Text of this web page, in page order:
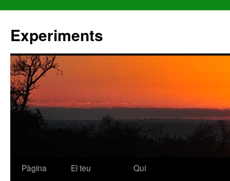
Experiments
Vés
Pàgina
El teu
Qui